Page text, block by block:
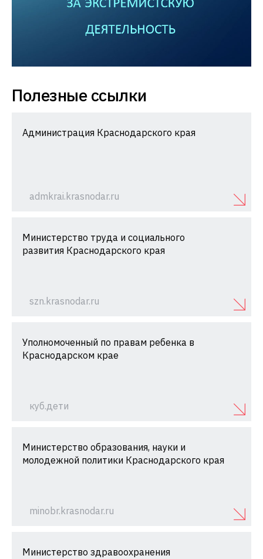
Полезные ссылки
Администрация Краснодарского края
admkrai.krasnodar.ru
Министерство труда и социального
развития Краснодарского края
szn.krasnodar.ru
Уполномоченный по правам ребенка в
Краснодарском крае
куб.дети
Министерство образования, науки и
молодежной политики Краснодарского края
minobr.krasnodar.ru
Министерство здравоохранения